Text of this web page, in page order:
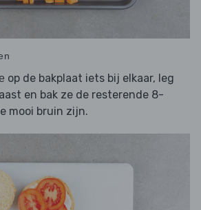
op de bakplaat iets bij elkaar, leg
en bak ze de resterende 8-
mooi bruin zijn.